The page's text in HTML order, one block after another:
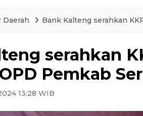
Daerah Bank Kalteng serahkan
serahkan
Pemkab
13:28 WIB